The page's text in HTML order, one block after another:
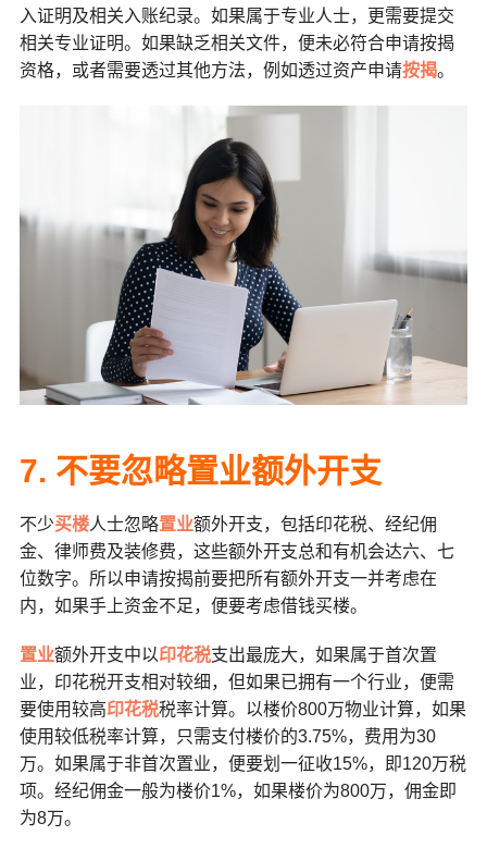
入证明及相关入账纪录。如果属于专业人士，更需要提交
相关专业证明。如果缺乏相关文件，便未必符合申请按揭
资格，或者需要透过其他方法，例如透过资产申请按揭。
7. 不要忽略置业额外开支
不少买楼人士忽略置业额外开支，包括印花税、经纪佣
金、律师费及装修费，这些额外开支总和有机会达六、七
位数字。所以申请按揭前要把所有额外开支一并考虑在
内，如果手上资金不足，便要考虑借钱买楼。
置业额外开支中以印花税支出最庞大，如果属于首次置
业，印花税开支相对较细，但如果已拥有一个行业，便需
要使用较高印花税税率计算。以楼价800万物业计算，如果
使用较低税率计算，只需支付楼价的3.75%，费用为30
万。如果属于非首次置业，便要划一征收15%，即120万税
项。经纪佣金一般为楼价1%，如果楼价为800万，佣金即
为8万。